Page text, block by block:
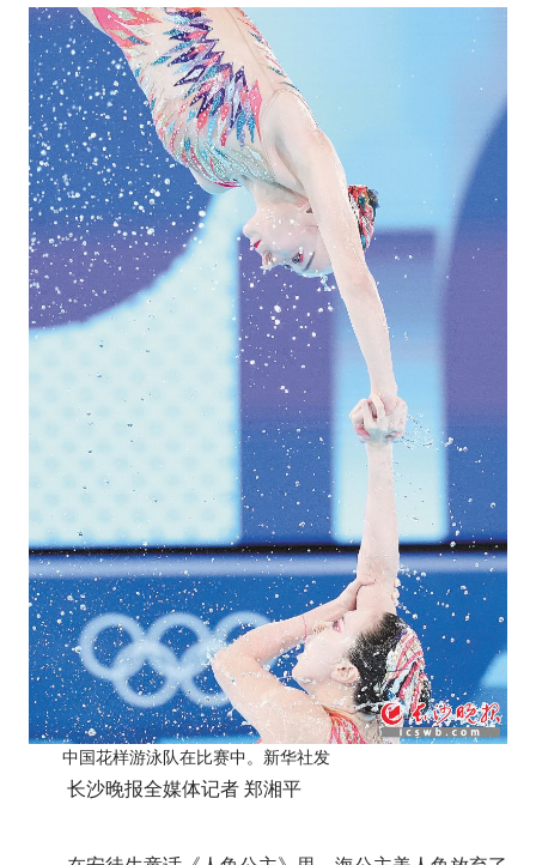
中国花样游泳队在比赛中。新华社发
长沙晚报全媒体记者 郑湘平